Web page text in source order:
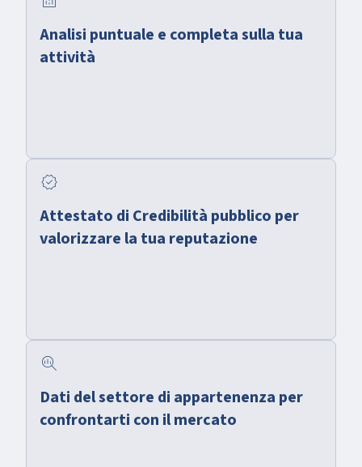
Analisi puntuale e completa sulla tua
attività
verified
Attestato di Credibilità pubblico per
valorizzare la tua reputazione
search_insights
Dati del settore di appartenenza per
confrontarti con il mercato